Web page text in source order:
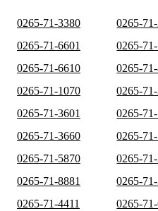
0265-71-3380 0265-
0265-71-6601
0265-
0265-71-6610
0265-
0265-71-1070
0265-71-
0265-71-3601
0265-
0265-71-3660
0265-
0265-71-5870
0265-
0265-71-8881
0265-
0265-71-4411
0265-